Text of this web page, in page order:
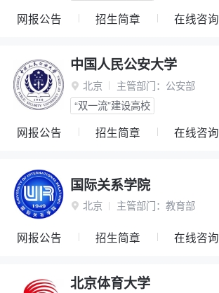
网报公告 招生简章 在线咨询
中国人民公安大学
 北京 主管部门： 公安部
“双一流”建设高校
网报公告 招生简章 在线咨询
国际关系学院
 北京 主管部门： 教育部
网报公告 招生简章 在线咨询
北京体育大学